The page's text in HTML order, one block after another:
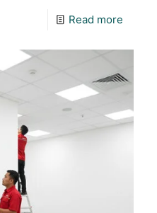
Read more